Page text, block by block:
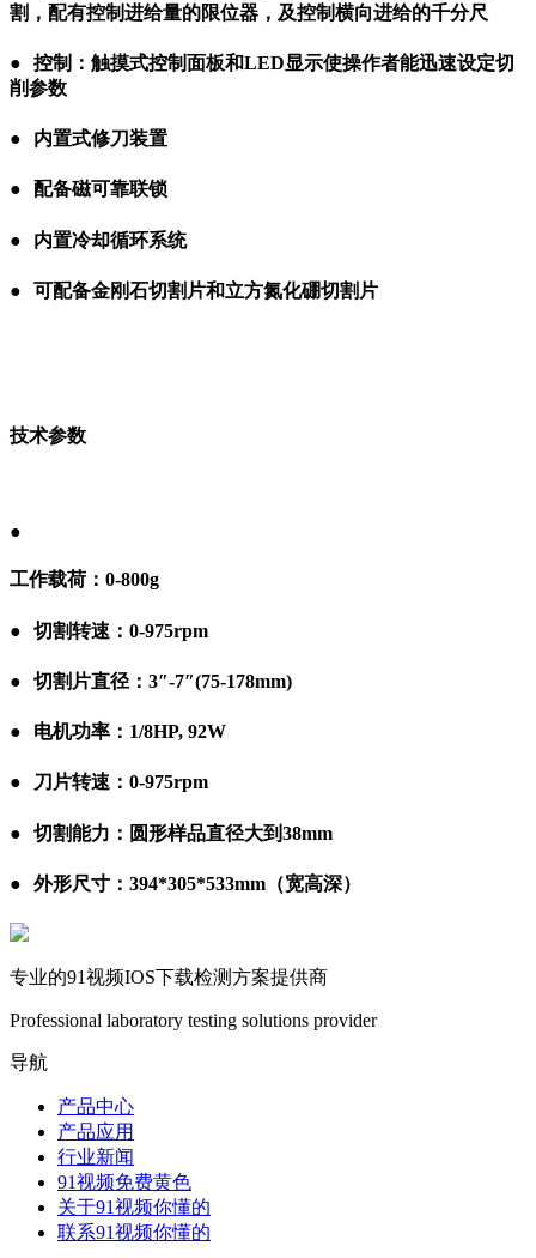
割，配有控制进给量的限位器，及控制横向进给的千分尺
●
控制：触摸式控制面板和LED显示使操作者能迅速设定切
削参数
● 内置式修刀装置
● 配备磁可靠联锁
● 内置冷却循环系统
● 可配备金刚石切割片和立方氮化硼切割片
技术参数
●
工作载荷：0-800g
● 切割转速：0-975rpm
● 切割片直径：3″-7″(75-178mm)
● 电机功率：1/8HP, 92W
● 刀片转速：0-975rpm
● 切割能力：圆形样品直径大到38mm
● 外形尺寸：394*305*533mm（宽高深）
专业的91视频IOS下载检测方案提供商
Professional laboratory testing solutions provider
导航
产品中心
产品应用
行业新闻
91视频免费黄色
关于91视频你懂的
联系91视频你懂的